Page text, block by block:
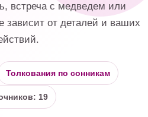
встреча с медведем или
зависит от деталей и ваших
Толкования по сонникам
19